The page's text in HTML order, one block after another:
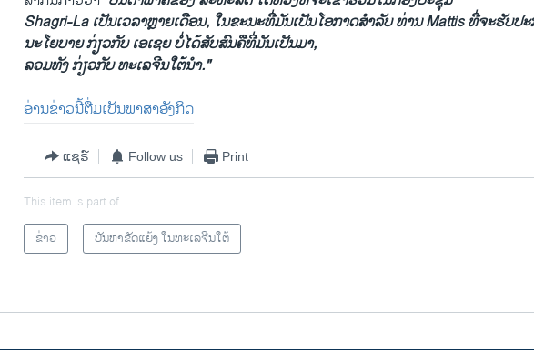
Shagri-La ເປັນເວລາຫຼາຍເດືອນ, ໃນຂະນະທີ່ມັນເປັນໂອກາດສຳລັບ ທ່ານ Mattis ທີ່ຈະຮັບປ
ນະໂຍບາຍ ກ່ຽວກັບ ເອເຊຍ ບໍ່ໄດ້ສັບສົນຄືທີ່ມັນເປັນມາ,
ລວມທັງ ກ່ຽວກັບ ທະເລຈີນໃຕ້ນຳ."
ອ່ານຂ່າວນີ້ຕື່ມເປັນພາສາອັງກິດ
ແຊຣ໌ Follow us Print
This item is part of
ຂ່າວ
ບັນຫາຂັດແຍ້ງ ໃນທະເລຈີນໃຕ້